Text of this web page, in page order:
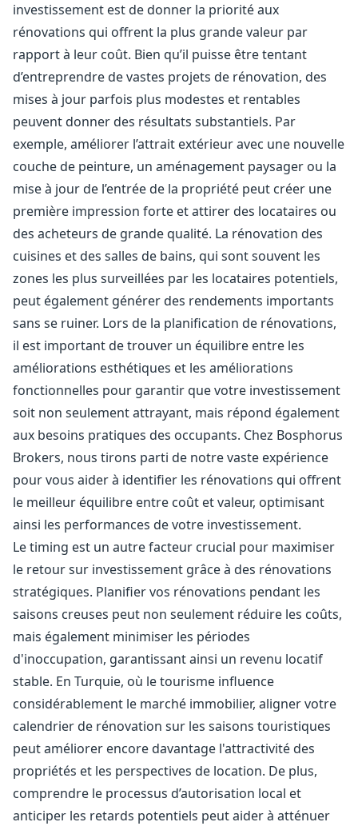
investissement est de donner la priorité aux
rénovations qui offrent la plus grande valeur par
rapport à leur coût. Bien qu’il puisse être tentant
d’entreprendre de vastes projets de rénovation, des
mises à jour parfois plus modestes et rentables
peuvent donner des résultats substantiels. Par
exemple, améliorer l’attrait extérieur avec une nouvelle
couche de peinture, un aménagement paysager ou la
mise à jour de l’entrée de la propriété peut créer une
première impression forte et attirer des locataires ou
des acheteurs de grande qualité. La rénovation des
cuisines et des salles de bains, qui sont souvent les
zones les plus surveillées par les locataires potentiels,
peut également générer des rendements importants
sans se ruiner. Lors de la planification de rénovations,
il est important de trouver un équilibre entre les
améliorations esthétiques et les améliorations
fonctionnelles pour garantir que votre investissement
soit non seulement attrayant, mais répond également
aux besoins pratiques des occupants. Chez Bosphorus
Brokers, nous tirons parti de notre vaste expérience
pour vous aider à identifier les rénovations qui offrent
le meilleur équilibre entre coût et valeur, optimisant
ainsi les performances de votre investissement.
Le timing est un autre facteur crucial pour maximiser
le retour sur investissement grâce à des rénovations
stratégiques. Planifier vos rénovations pendant les
saisons creuses peut non seulement réduire les coûts,
mais également minimiser les périodes
d'inoccupation, garantissant ainsi un revenu locatif
stable. En Turquie, où le tourisme influence
considérablement le marché immobilier, aligner votre
calendrier de rénovation sur les saisons touristiques
peut améliorer encore davantage l'attractivité des
propriétés et les perspectives de location. De plus,
comprendre le processus d’autorisation local et
anticiper les retards potentiels peut aider à atténuer